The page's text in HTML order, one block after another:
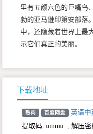
里有五颜六色的巨嘴鸟
勃的亚马逊印第安部落
中，还隐藏着世界上最
示它们真正的美丽。
下载地址
熟肉 百度网盘 英语中
提取码: ummu 解压密